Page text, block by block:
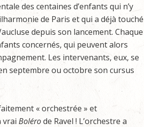
des centaines d’enfants qui n’y
de Paris et qui a déjà touché
depuis son lancement. Chaque
concernés, qui peuvent alors
Les intervenants, eux, se
septembre ou octobre son cursus
« orchestrée » et
vrai Bolérode Ravel ! L’orchestre a